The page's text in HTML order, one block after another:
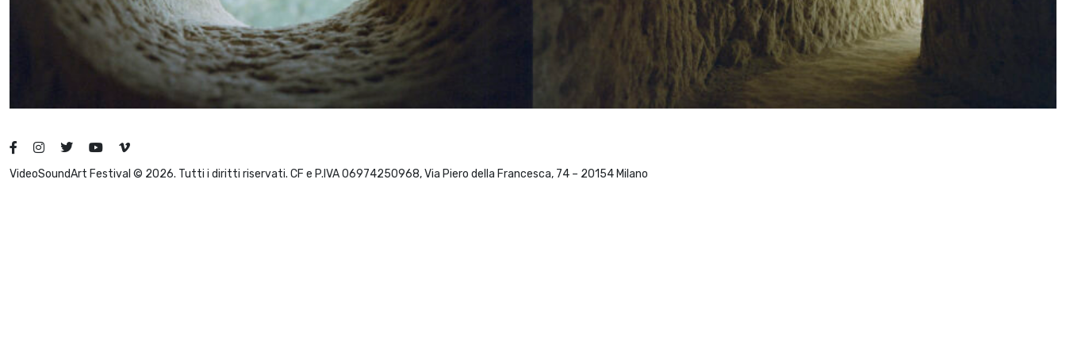
VideoSoundArt Festival © 2026. Tutti i diritti riservati. CF e P.IVA 06974250968, Via Piero della Francesca, 74 – 20154 Milano